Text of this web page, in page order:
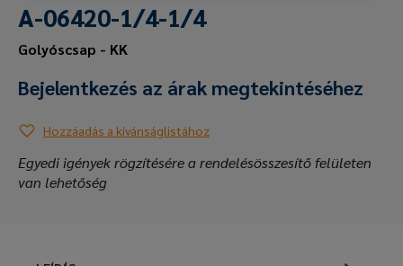
A-06420-1/4-1/4
Golyóscsap - KK
Bejelentkezés az árak megtekintéséhez
Hozzáadás a kívánságlistához
Egyedi igények rögzítésére a rendelésösszesítő felületen
van lehetőség